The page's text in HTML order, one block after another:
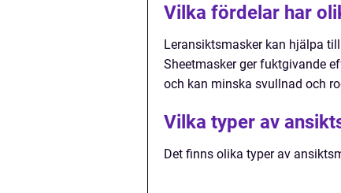
Vilka fördelar har
Leransiktsmasker kan hjälpa
Sheetmasker ger fuktgivande
och kan minska svullnad och
Vilka typer av
Det finns olika typer av